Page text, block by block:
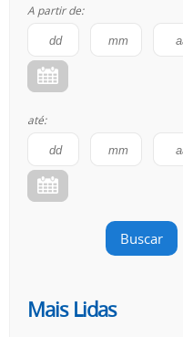
A partir de:
até:
Buscar
Mais Lidas